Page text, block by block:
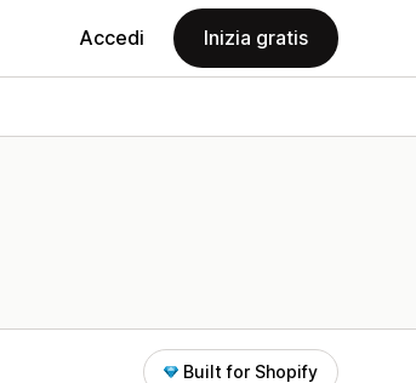
Accedi Inizia gratis
Built for Shopify